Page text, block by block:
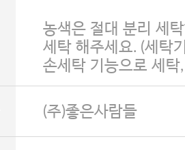
농색은 절대 분리 세
세탁 해주세요. (세탁
손세탁 기능으로 세탁
(주)좋은사람들